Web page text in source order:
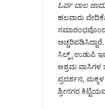
ಓರ್ವ ಬಾಲ
ಹಲವಾರು
ಸಿಲ್ಕ್ಸ್ ಉಡುಪಿ
ಆಶ್ರಮ ವಾಸಿಗಳ
ಪ್ರದರ್ಶನ,
ಶ್ರೀನಗರ